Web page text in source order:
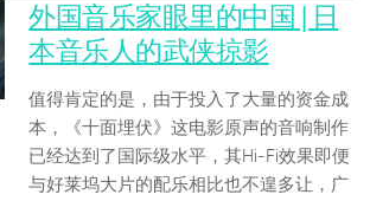
外国音乐家眼里的中国 | 日
本音乐人的武侠掠影
值得肯定的是，由于投入了大量的资金成
本，《十面埋伏》这电影原声的音响制作
已经达到了国际级水平，其Hi-Fi效果即便
与好莱坞大片的配乐相比也不遑多让，广